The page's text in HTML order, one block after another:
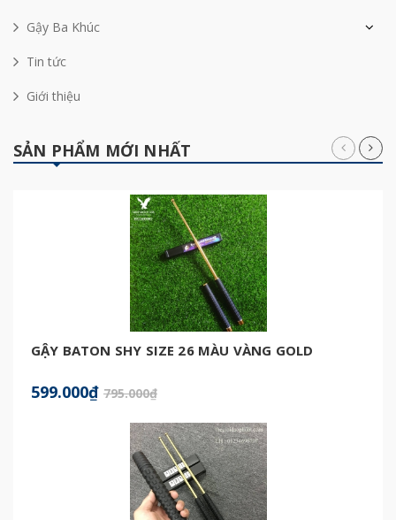
Gậy Ba Khúc
Tin tức
Giới thiệu
SẢN PHẨM MỚI NHẤT
GẬY BATON SHY SIZE 26 MÀU VÀNG GOLD
599.000₫ 795.000₫